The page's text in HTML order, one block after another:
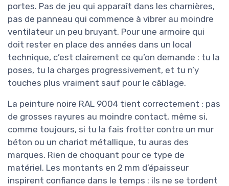
portes. Pas de jeu qui apparaît dans les charnières,
pas de panneau qui commence à vibrer au moindre
ventilateur un peu bruyant. Pour une armoire qui
doit rester en place des années dans un local
technique, c’est clairement ce qu’on demande : tu la
poses, tu la charges progressivement, et tu n’y
touches plus vraiment sauf pour le câblage.
La peinture noire RAL 9004 tient correctement : pas
de grosses rayures au moindre contact, même si,
comme toujours, si tu la fais frotter contre un mur
béton ou un chariot métallique, tu auras des
marques. Rien de choquant pour ce type de
matériel. Les montants en 2 mm d’épaisseur
inspirent confiance dans le temps : ils ne se tordent